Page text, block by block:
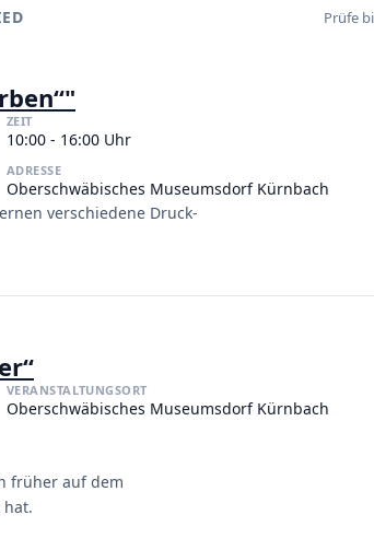
Prüfe
ZEIT
10:00 - 16:00 Uhr
ADRESSE
Oberschwäbisches Museumsdorf Kürnbach
verschiedene Druck-
VERANSTALTUNGSORT
Oberschwäbisches Museumsdorf Kürnbach
früher auf dem